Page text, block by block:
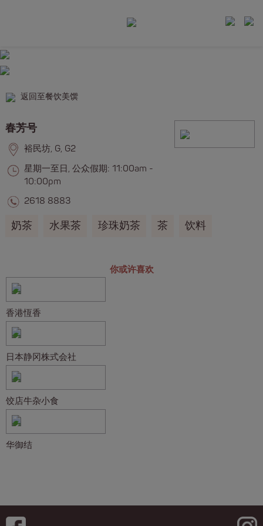
返回至餐饮美馔
春芳号
裕民坊, G, G2
星期一至日, 公众假期: 11:00am -
10:00pm
2618 8883
奶茶 水果茶 珍珠奶茶 茶 饮料
你或许喜欢
香港恆香
日本静冈株式会社
饺店牛杂小食
华御结